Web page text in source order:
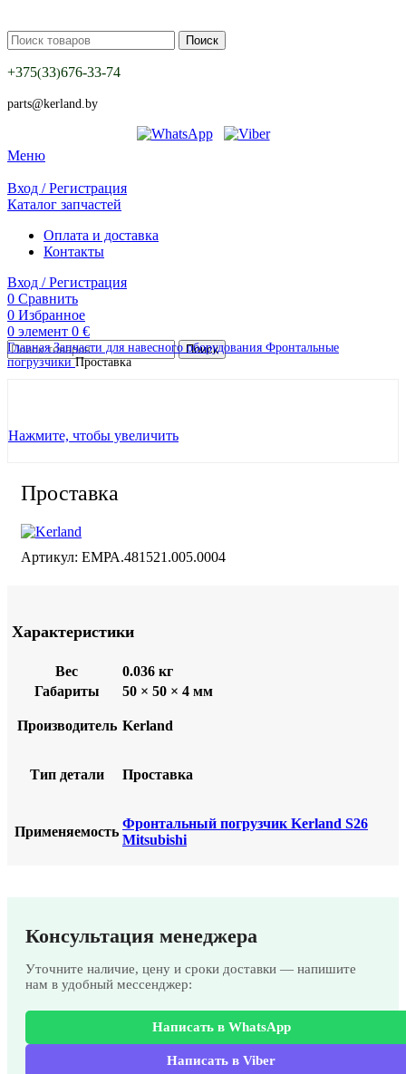
Поиск
+375(33)676-33-74
parts@kerland.by
Меню
Вход / Регистрация
Каталог запчастей
Оплата и доставка
Контакты
Вход / Регистрация
0 Сравнить
0 Избранное
0 элемент 0 €
Поиск
ГлавнаяЗапчасти для навесного оборудования Фронтальные
погрузчикиПроставка
Нажмите, чтобы увеличить
Проставка
Артикул: ЕМРА.481521.005.0004
Характеристики
Вес
0.036 кг
Габариты
50 × 50 × 4 мм
Производитель Kerland
Тип детали Проставка
Применяемость
Фронтальный погрузчик Kerland S26
Mitsubishi
Консультация менеджера
Уточните наличие, цену и сроки доставки — напишите
нам в удобный мессенджер:
Написать в WhatsApp
Написать в Viber